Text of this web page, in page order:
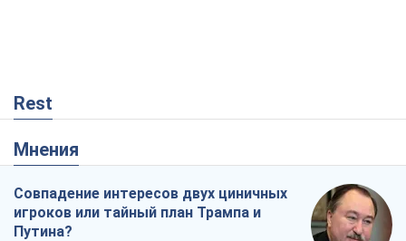
Rest
Мнения
Совпадение интересов двух циничных
игроков или тайный план Трампа и
Путина?